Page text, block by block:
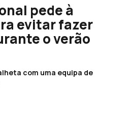
pede à
evitar fazer
o verão
com uma equipa de